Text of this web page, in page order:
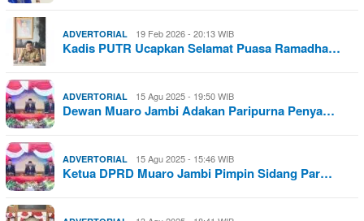
ADVERTORIAL 19 Feb 2026 - 20:13 WIB
Kadis PUTR Ucapkan Selamat Puasa Ramadha…
ADVERTORIAL 15 Agu 2025 - 19:50 WIB
Dewan Muaro Jambi Adakan Paripurna Penya…
ADVERTORIAL 15 Agu 2025 - 15:46 WIB
Ketua DPRD Muaro Jambi Pimpin Sidang Par…